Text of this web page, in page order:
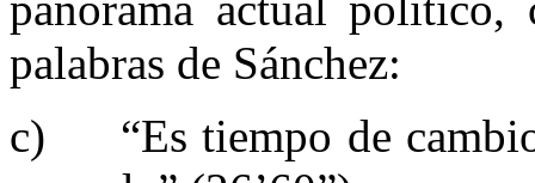
palabras de Sánchez:
c) “Es tiempo de